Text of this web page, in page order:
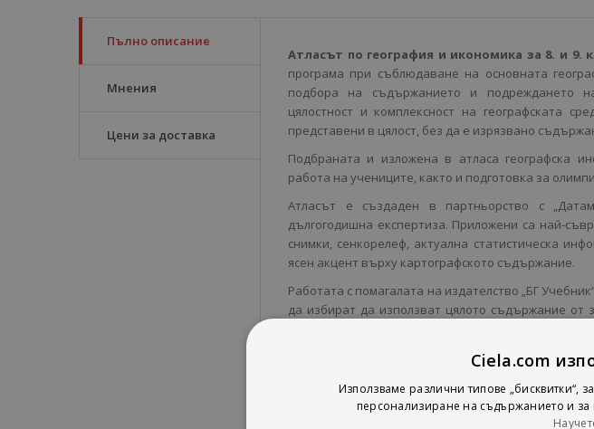
Пълно описание
Мнения
Цени за доставка
Атласът по география и икономика за 8. и 9.
програма при съблюдаване на основната
подбора на съдържанието и подреждането
цялостност и комплексност на географската
представени в цялост, без да е изрязвано
Подбраната и изложена в атласа географска
работа на учениците, както и подготовка за
Атласът е създаден в партньорство с
дългогодишна експертиза. Приложени са най-
снимки, сенкорелеф, актуална статистическа
ясен акцент върху картографското съдържание.
Работата с помагалата на издателство „БГ
да избират да използват цялото съдържание от
различен тип и брой задачи в зависимост от
подходящи за работа с всички одобрени от МОН
Ciela.com
Използваме различни типове „бисквитки“,
персонализиране на съдържанието и